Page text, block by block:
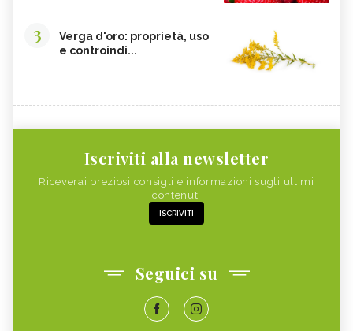
3
Verga d'oro: proprietà, uso
e controindi...
Iscriviti alla newsletter
Riceverai preziosi consigli e informazioni sugli ultimi
contenuti
ISCRIVITI
Seguici su